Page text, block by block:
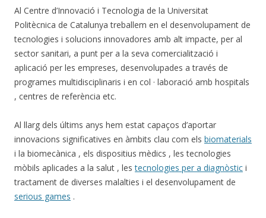
Al Centre d’Innovació i Tecnologia de la Universitat
Politècnica de Catalunya treballem en el desenvolupament de
tecnologies i solucions innovadores amb alt impacte, per al
sector sanitari, a punt per a la seva comercialització i
aplicació per les empreses, desenvolupades a través de
programes multidisciplinaris i en col · laboració amb hospitals
, centres de referència etc.
Al llarg dels últims anys hem estat capaços d’aportar
innovacions significatives en àmbits clau com els biomaterials
i la biomecànica , els dispositius mèdics , les tecnologies
mòbils aplicades a la salut , lestecnologies per a diagnòstic i
tractament de diverses malalties i el desenvolupament de
serious games .